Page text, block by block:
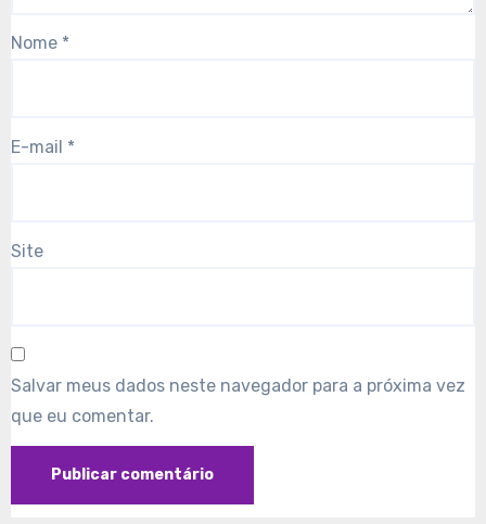
Nome *
E-mail *
Site
Salvar meus dados neste navegador para a próxima vez
que eu comentar.